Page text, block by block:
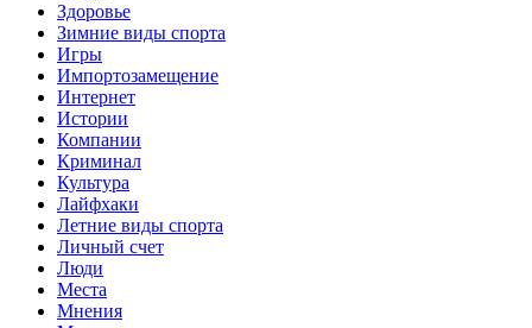
Здоровье
Зимние виды спорта
Игры
Импортозамещение
Интернет
Истории
Компании
Криминал
Культура
Лайфхаки
Летние виды спорта
Личный счет
Люди
Места
Мнения